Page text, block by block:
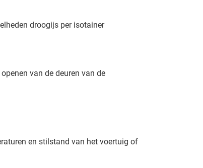
droogijs per isotainer
van de deuren van de
en stilstand van het voertuig of